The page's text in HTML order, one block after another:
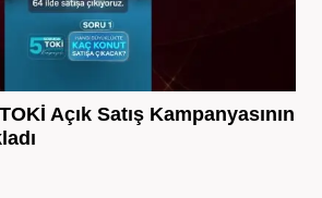
Açık Satış Kampanyasının